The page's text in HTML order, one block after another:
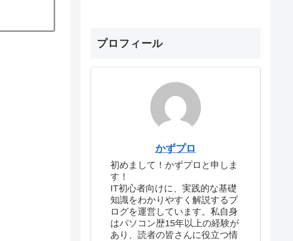
プロフィール
かずプロ
初めまして！かずプロと申しま
す！
IT初心者向けに、実践的な基礎
知識をわかりやすく解説するブ
ログを運営しています。私自身
はパソコン歴15年以上の経験が
あり、読者の皆さんに役立つ情